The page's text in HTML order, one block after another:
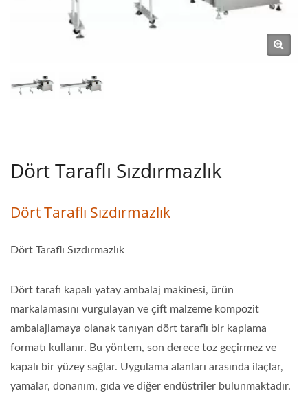
Dört Taraflı Sızdırmazlık
Dört Taraflı Sızdırmazlık
Dört Taraflı Sızdırmazlık
Dört tarafı kapalı yatay ambalaj makinesi, ürün
markalamasını vurgulayan ve çift malzeme kompozit
ambalajlamaya olanak tanıyan dört taraflı bir kaplama
formatı kullanır. Bu yöntem, son derece toz geçirmez ve
kapalı bir yüzey sağlar. Uygulama alanları arasında ilaçlar,
yamalar, donanım, gıda ve diğer endüstriler bulunmaktadır.